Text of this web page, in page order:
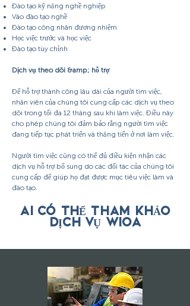
Đào tạo kỹ năng nghề nghiệp
Vào đào tạo nghề
Đào tạo công nhân đương nhiệm
Học việc trước và học việc
Đào tạo tùy chỉnh
Dịch vụ theo dõi &amp; hỗ trợ
Để hỗ trợ thành công lâu dài của người tìm việc,
nhân viên của chúng tôi cung cấp các dịch vụ theo
dõi trong tối đa 12 tháng sau khi làm việc. Điều này
cho phép chúng tôi đảm bảo rằng người tìm việc
đang tiếp tục phát triển và thăng tiến ở nơi làm việc.
Người tìm việc cũng có thể đủ điều kiện nhận các
dịch vụ hỗ trợ bổ sung do các đối tác của chúng tôi
cung cấp để giúp họ đạt được mục tiêu việc làm và
đào tạo.
AI CÓ THỂ THAM KHẢO
DỊCH VỤ WIOA